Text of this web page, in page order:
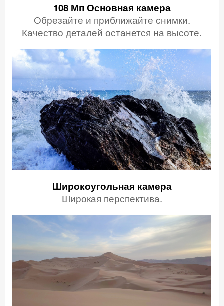
108 МпОсновная камера
Обрезайте и приближайте снимки.
Качество деталей останется на высоте.
Широкоугольная камера
Широкая перспектива.